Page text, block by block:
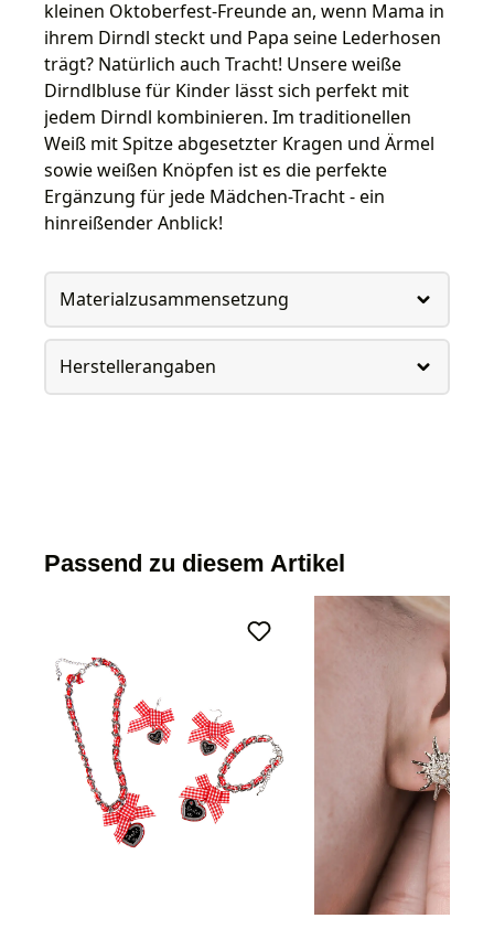
kleinen Oktoberfest-Freunde an, wenn Mama in
ihrem Dirndl steckt und Papa seine Lederhosen
trägt? Natürlich auch Tracht! Unsere weiße
Dirndlbluse für Kinder lässt sich perfekt mit
jedem Dirndl kombinieren. Im traditionellen
Weiß mit Spitze abgesetzter Kragen und Ärmel
sowie weißen Knöpfen ist es die perfekte
Ergänzung für jede Mädchen-Tracht - ein
hinreißender Anblick!
Materialzusammensetzung
Herstellerangaben
Passend zu diesem Artikel